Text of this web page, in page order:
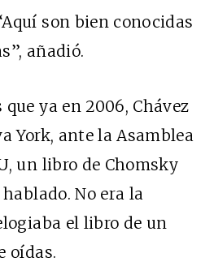
son bien conocidas
añadió.
que ya en 2006, Chávez
York, ante la Asamblea
un libro de Chomsky
No era la
el libro de un
oídas.